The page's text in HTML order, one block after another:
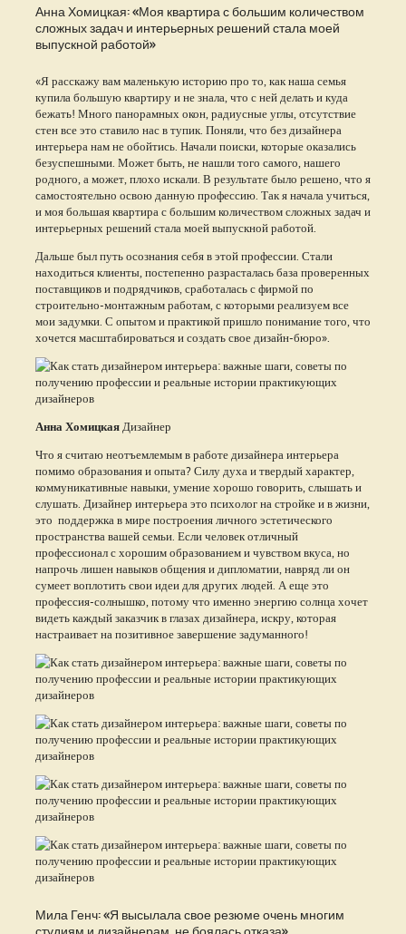
Анна Хомицкая: «Моя квартира с большим количеством
сложных задач и интерьерных решений стала моей
выпускной работой»
«Я расскажу вам маленькую историю про то, как наша семья
купила большую квартиру и не знала, что с ней делать и куда
бежать! Много панорамных окон, радиусные углы, отсутствие
стен все это ставило нас в тупик. Поняли, что без дизайнера
интерьера нам не обойтись. Начали поиски, которые оказались
безуспешными. Может быть, не нашли того самого, нашего
родного, а может, плохо искали. В результате было решено, что я
самостоятельно освою данную профессию. Так я начала учиться,
и моя большая квартира с большим количеством сложных задач и
интерьерных решений стала моей выпускной работой.
Дальше был путь осознания себя в этой профессии. Стали
находиться клиенты, постепенно разрасталась база проверенных
поставщиков и подрядчиков, сработалась с фирмой по
строительно-монтажным работам, с которыми реализуем все
мои задумки. С опытом и практикой пришло понимание того, что
хочется масштабироваться и создать свое дизайн-бюро».
Анна ХомицкаяДизайнер
Что я считаю неотъемлемым в работе дизайнера интерьера
помимо образования и опыта? Силу духа и твердый характер,
коммуникативные навыки, умение хорошо говорить, слышать и
слушать. Дизайнер интерьера это психолог на стройке и в жизни,
это поддержка в мире построения личного эстетического
пространства вашей семьи. Если человек отличный
профессионал с хорошим образованием и чувством вкуса, но
напрочь лишен навыков общения и дипломатии, навряд ли он
сумеет воплотить свои идеи для других людей. А еще это
профессия-солнышко, потому что именно энергию солнца хочет
видеть каждый заказчик в глазах дизайнера, искру, которая
настраивает на позитивное завершение задуманного!
Мила Генч: «Я высылала свое резюме очень многим